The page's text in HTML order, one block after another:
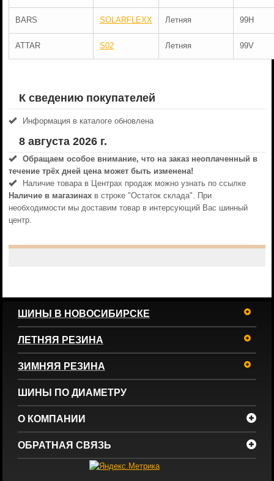
BARS SOLARFLEXX Летняя 99H
ATTAR S02 Летняя 99V
К сведению покупателей
Информация в каталоге обновлена
8 августа 2026 г.
Обращаем особое внимание, что на заказ неоплаченный в
течениe трёх дней цена может быть изменена!
Наличие товара в Центрах продаж можно узнать по ссылке
Наличие в магазинахв строке "Остаток склада". При
необходимости мы доставим товар в интерсующий Вас шинный
центр.
ШИНЫ В НОВОСИБИРСКЕ
ЛЕТНЯЯ РЕЗИНА
ЗИМНЯЯ РЕЗИНА
ШИНЫ ПО ДИАМЕТРУ
О КОМПАНИИ
ОБРАТНАЯ СВЯЗЬ